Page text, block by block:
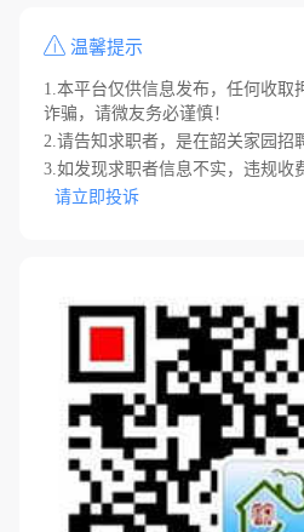
温馨提示
1.本平台仅供信息发布，任何收取
诈骗，请微友务必谨慎！
2.请告知求职者，是在韶关家园招
3.如发现求职者信息不实，违规收
请立即投诉